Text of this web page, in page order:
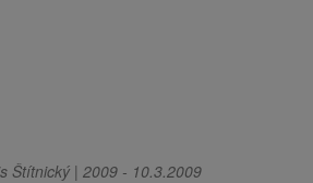
Štítnický | 2009 - 10.3.2009